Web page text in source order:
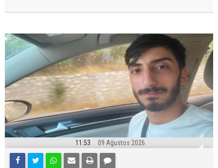
11:53 09 Ağustos 2026